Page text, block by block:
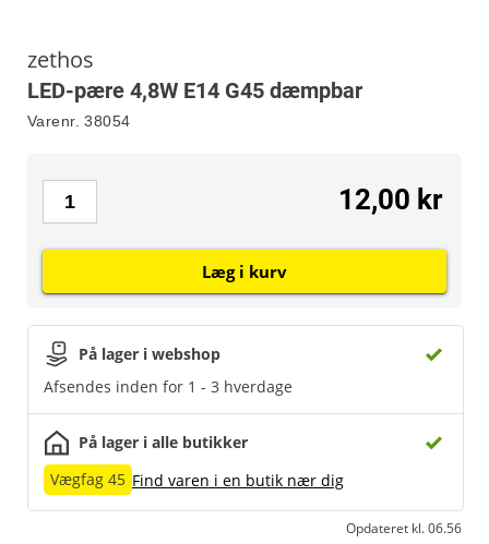
zethos
LED-pære 4,8W E14 G45 dæmpbar
Varenr. 38054
På lager i webshop
Afsendes inden for 1 - 3 hverdage
På lager i alle butikker
Vægfag 45 Find varen i en butik nær dig
Opdateret kl. 06.56
12,00 kr
Læg i kurv